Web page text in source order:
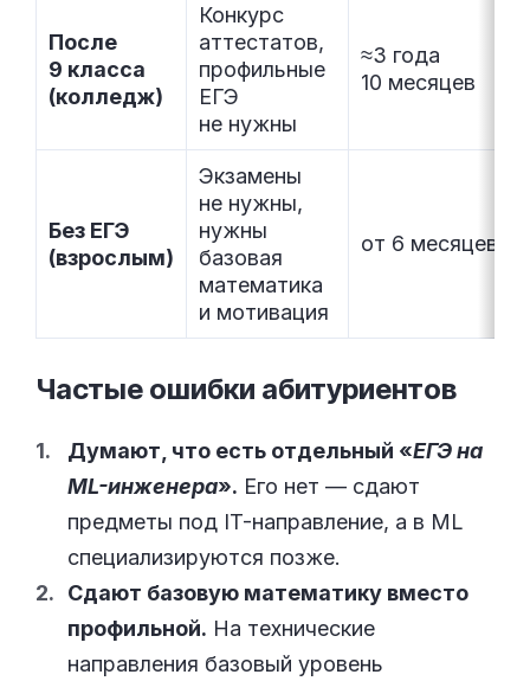
После
9 класса
(колледж)
Конкурс
аттестатов,
профильные
ЕГЭ
не нужны
≈3 года
10 месяцев
Без ЕГЭ
(взрослым)
Экзамены
не нужны,
нужны
базовая
математика
и мотивация
от 6 месяцев
Частые ошибки абитуриентов
Думают, что есть отдельный «ЕГЭ на
ML-инженера». Его нет — сдают
предметы под IT-направление, а в ML
специализируются позже.
Сдают базовую математику вместо
профильной. На технические
направления базовый уровень